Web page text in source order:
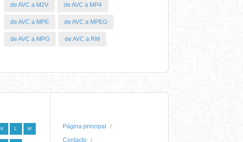
de AVC a M2V de AVC a MP4
de AVC a MPE de AVC a MPEG
de AVC a MPG de AVC a RM
K L M
Página principal
Contacto